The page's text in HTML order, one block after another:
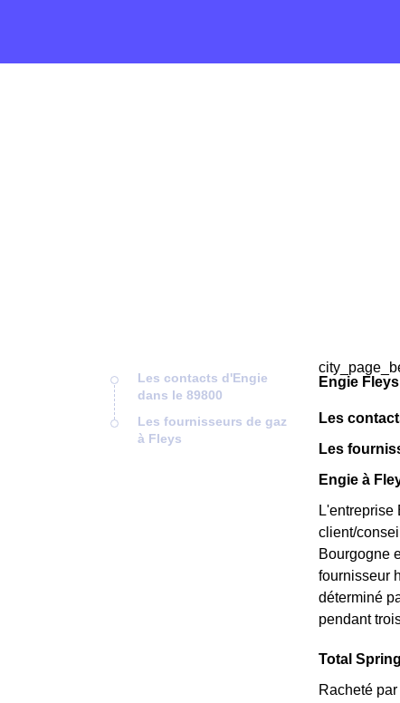
Les contacts d'Engie
dans le 89800
Les fournisseurs de gaz
à Fleys
Engie
Les
Les
Engie à
L'entreprise
client/
Bourgogne
fournisseur
déterminé
pendant
Total
Racheté